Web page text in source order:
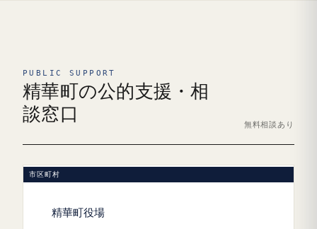
PUBLIC SUPPORT
精華町の公的支援・相
談窓口
無料相談あり
市区町村
精華町役場